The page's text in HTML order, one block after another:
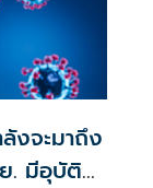
งจะมาถึง
. มีอุบัติ